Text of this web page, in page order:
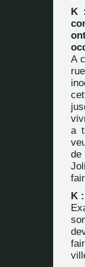
K
A
a
de
K